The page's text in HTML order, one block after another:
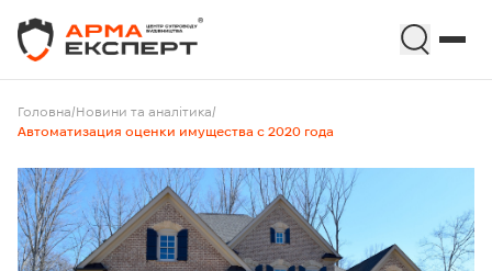
Головна/Новини та аналітика/
Автоматизация оценки имущества с 2020 года